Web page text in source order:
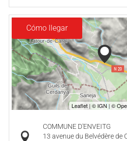
Cómo llegar
COMMUNE D'ENVEITG
13 avenue du Belvédère de